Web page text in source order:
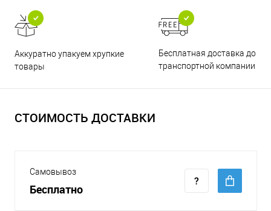
Аккуратно упакуем хрупкие
товары
Бесплатная доставка до
транспортной компании
СТОИМОСТЬ ДОСТАВКИ
Самовывоз
Бесплатно